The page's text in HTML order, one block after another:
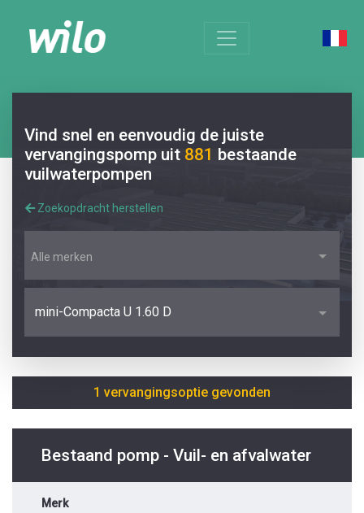
Vind snel en eenvoudig de juiste
vervangingspomp uit 881 bestaande
vuilwaterpompen
Zoekopdracht herstellen
Alle merken
mini-Compacta U 1.60 D
1 vervangingsoptie gevonden
Bestaand pomp - Vuil- en afvalwater
Merk